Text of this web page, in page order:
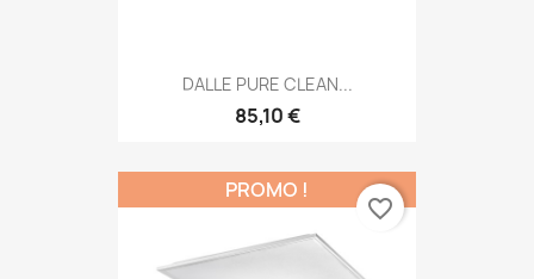
DALLE PURE CLEAN...
85,10 €
PROMO !
favorite_border